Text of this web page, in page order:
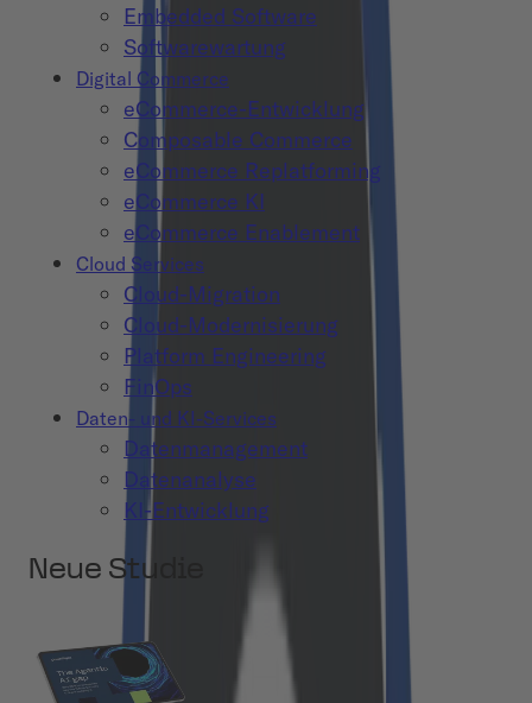
Embedded Software
Softwarewartung
Digital Commerce
eCommerce-Entwicklung
Composable Commerce
eCommerce Replatforming
eCommerce KI
eCommerce Enablement
Cloud Services
Cloud-Migration
Cloud-Modernisierung
Platform Engineering
FinOps
Daten- und KI-Services
Datenmanagement
Datenanalyse
KI-Entwicklung
Neue Studie